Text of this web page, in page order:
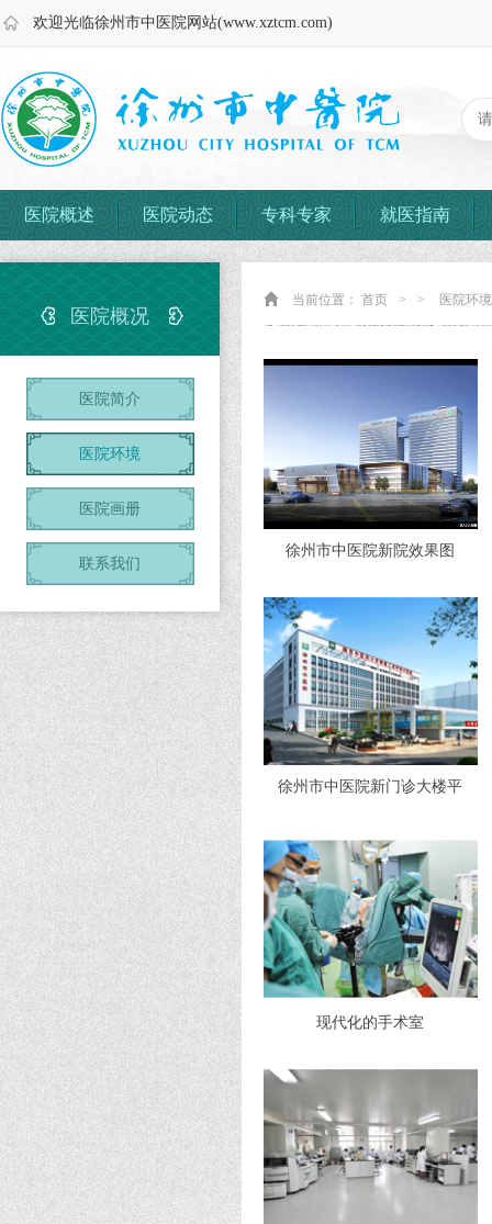
欢迎光临徐州市中医院网站(www.xztcm.com)
医院概述 医院动态 专科专家 就医指南
医院概况
医院简介
医院环境
医院画册
联系我们
当前位置： 首页 > > 医院环境
徐州市中医院新院效果图
徐州市中医院新门诊大楼平
现代化的手术室